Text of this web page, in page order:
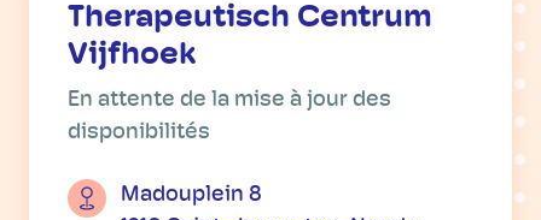
Therapeutisch Centrum
Vijfhoek
En attente de la mise à jour des
disponibilités
Madouplein 8